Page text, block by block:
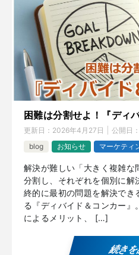
困難は分割せよ！『ディ
更新日： 2026年4月27日 公開日：
blog
お知らせ マーケティ
解決が難しい「大きく複雑な
分割し、それぞれを個別に
終的に最初の問題を解決でき
る『ディバイド＆コンカー』
によるメリット、 […]
続き